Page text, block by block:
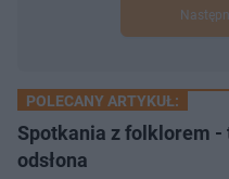
POLECANY ARTYKUŁ:
Spotkania z folklorem -
odsłona